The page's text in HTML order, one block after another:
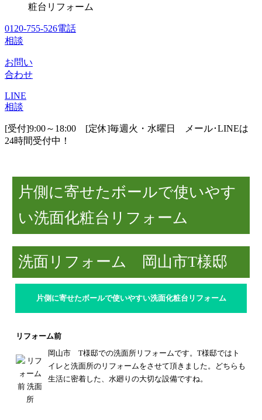
粧台リフォーム
0120-755-526電話
相談
お問い
合わせ
LINE
相談
[受付]9:00～18:00 [定休]毎週火・水曜日
メール･LINEは
24時間受付中！
片側に寄せたボールで使いやす
い洗面化粧台リフォーム
洗面リフォーム 岡山市T様邸
片側に寄せたボールで使いやすい洗面化粧台リフォーム
リフォーム前
岡山市 T様邸での洗面所リフォームです。 T様邸ではト
イレと洗面所のリフォームをさせて頂きました。
どちらも
生活に密着した、水廻りの大切な設備ですね。